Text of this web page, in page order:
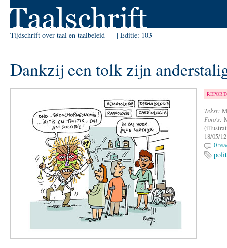
Skip to Navigation
Tijdschrift over taal en taalbeleid Editie: 103
Dankzij een tolk zijn
Tekst:
Foto's:
18/05/12
0